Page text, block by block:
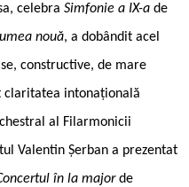
celebra Simfonie a IX-a de
nouă, a dobândit acel
constructive, de mare
claritatea intonațională
al Filarmonicii
Valentin Șerban a prezentat
în la majorde